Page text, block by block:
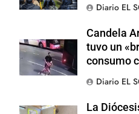
Diario EL
Candela
tuvo un
consumo
Diario EL
La